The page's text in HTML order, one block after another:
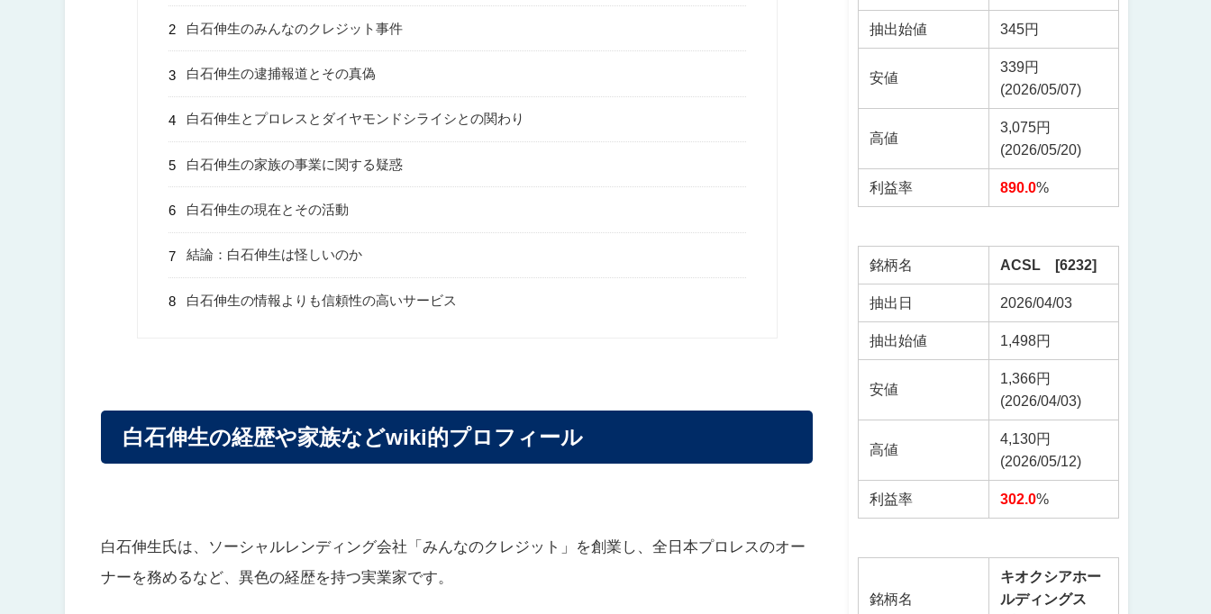
白石伸生のみんなのクレジット事件
白石伸生の逮捕報道とその真偽
白石伸生とプロレスとダイヤモンドシライシとの関わり
白石伸生の家族の事業に関する疑惑
白石伸生の現在とその活動
結論：白石伸生は怪しいのか
白石伸生の情報よりも信頼性の高いサービス
白石伸生の経歴や家族などwiki的プロフィール
白石伸生氏は、ソーシャルレンディング会社「みんなのクレジット」を創業し、全日本プロレスのオー
ナーを務めるなど、異色の経歴を持つ実業家です。
抽出始値 345円
安値
339円
(2026/05/07)
高値
3,075円
(2026/05/20)
利益率 890.0%
銘柄名 ACSL [6232]
抽出日 2026/04/03
抽出始値 1,498円
安値
1,366円
(2026/04/03)
高値
4,130円
(2026/05/12)
利益率 302.0%
銘柄名
キオクシアホー
ルディングス